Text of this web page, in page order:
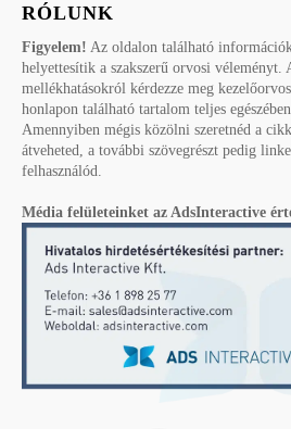
RÓLUNK
Figyelem! Az oldalon található
helyettesítik a szakszerű orvosi véleményt.
mellékhatásokról kérdezze meg
honlapon található tartalom teljes
Amennyiben mégis közölni szeretnéd a
átveheted, a további szövegrészt pedig
felhasználód.
Média felületeinket az AdsInteractive